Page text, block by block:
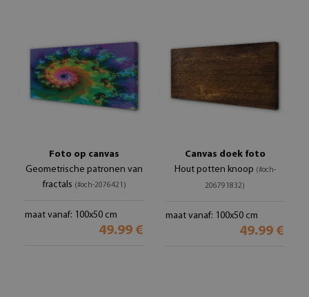
Foto op canvas
Geometrische patronen van
fractals (#och-2076421)
maat vanaf: 100x50 cm
49.99 €
Canvas doek foto
Hout potten knoop (#och-
206791832)
maat vanaf: 100x50 cm
49.99 €